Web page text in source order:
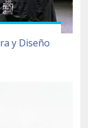
y Diseño